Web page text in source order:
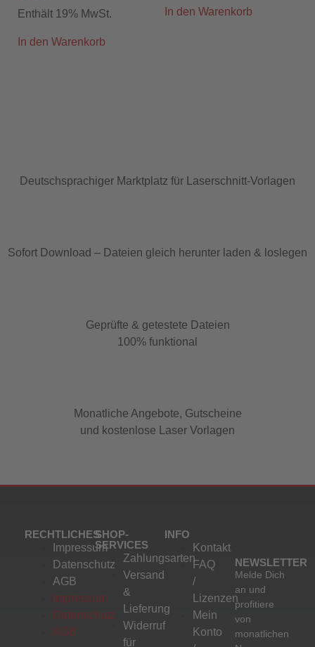
Enthält 19% MwSt.
In den Warenkorb
In den Warenkorb
Deutschsprachiger Marktplatz für Laserschnitt-Vorlagen
Sofort Download – Dateien gleich herunter laden & loslegen
Geprüfte & getestete Dateien
100% funktional
Monatliche Angebote, Gutscheine
und kostenlose Laser Vorlagen
RECHTLICHES
Impressum
Datenschutz
AGB
Impressum
Datenschutz
AGB
SHOP-
SERVICES
Zahlungsarten
Versand
&
Lieferung
Widerruf
für
INFO
Kontakt
FAQ
/
Lizenzen
Mein
Konto
NEWSLETTER
Melde Dich
an und
profitiere
von
monatlichen